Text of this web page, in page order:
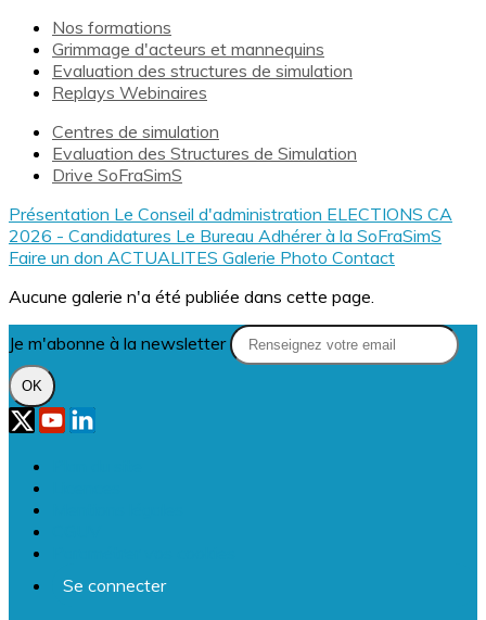
Nos formations
Grimmage d'acteurs et mannequins
Evaluation des structures de simulation
Replays Webinaires
Centres de simulation
Evaluation des Structures de Simulation
Drive SoFraSimS
Présentation Le Conseil d'administration ELECTIONS CA
2026 - Candidatures Le Bureau Adhérer à la SoFraSimS
Faire un don ACTUALITES Galerie Photo Contact
Aucune galerie n'a été publiée dans cette page.
Je m'abonne à la newsletter
OK
Se connecter